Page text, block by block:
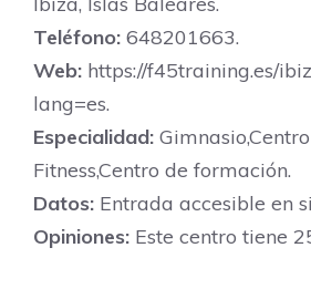
Teléfono: 648201663.
Web: https://f45training.es/
lang=es.
Especialidad:
Fitness,Centro de formación.
Datos: Entrada accesible en
Opiniones: Este centro tiene